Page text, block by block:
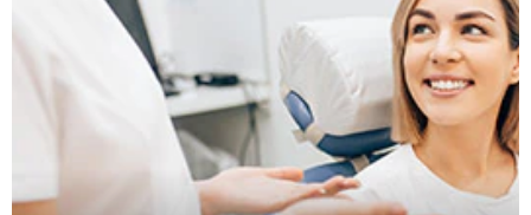
PARA PROFESIONALES
DÓNDE COMPRAR
UY (ES)
SUSCRIBITE